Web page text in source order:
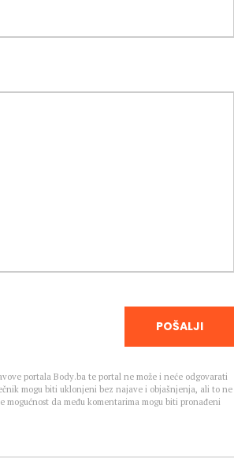
POŠALJI
portala Body.ba te portal ne može i neće odgovarati
mogu biti uklonjeni bez najave i objašnjenja, ali to ne
da među komentarima mogu biti pronađeni